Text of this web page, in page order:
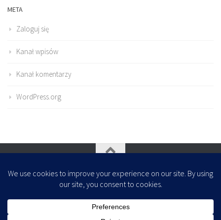
META
Zaloguj się
Kanał wpisów
Kanał komentarzy
WordPress.org
- Zaprojektowany z